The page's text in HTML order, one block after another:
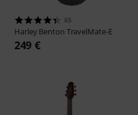
65
Harley Benton TravelMate-E
249 €